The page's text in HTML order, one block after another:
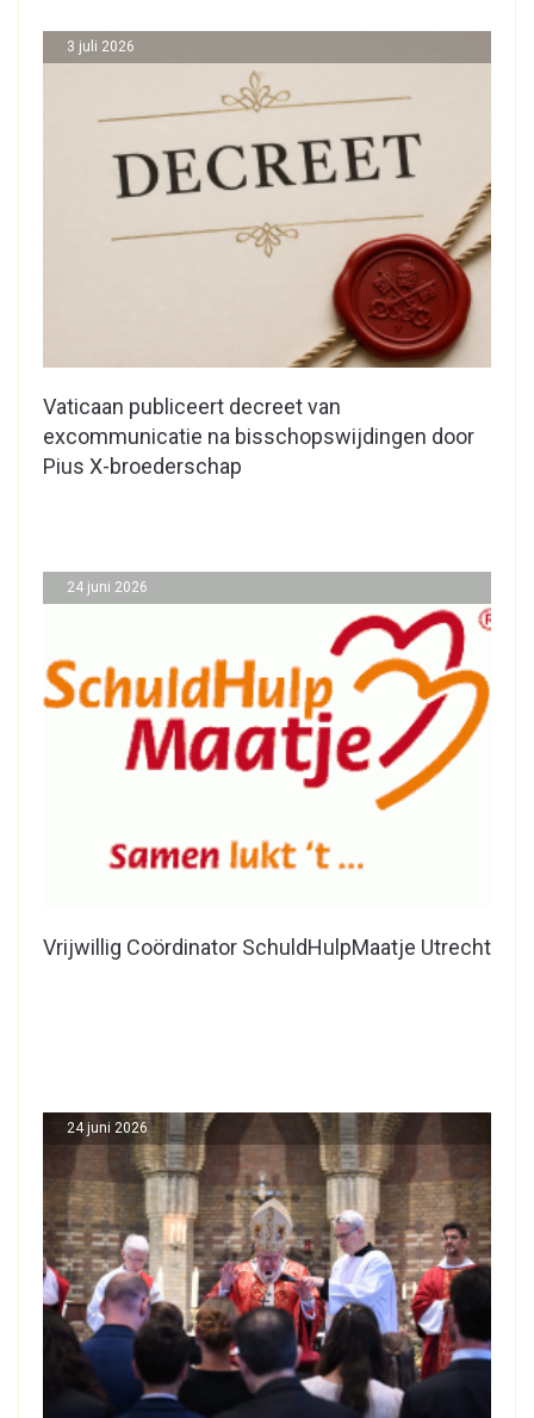
Vaticaan publiceert decreet van
excommunicatie na bisschopswijdingen door
Pius X-broederschap
3 juli 2026
Vrijwillig Coördinator SchuldHulpMaatje Utrecht
24 juni 2026
24 juni 2026